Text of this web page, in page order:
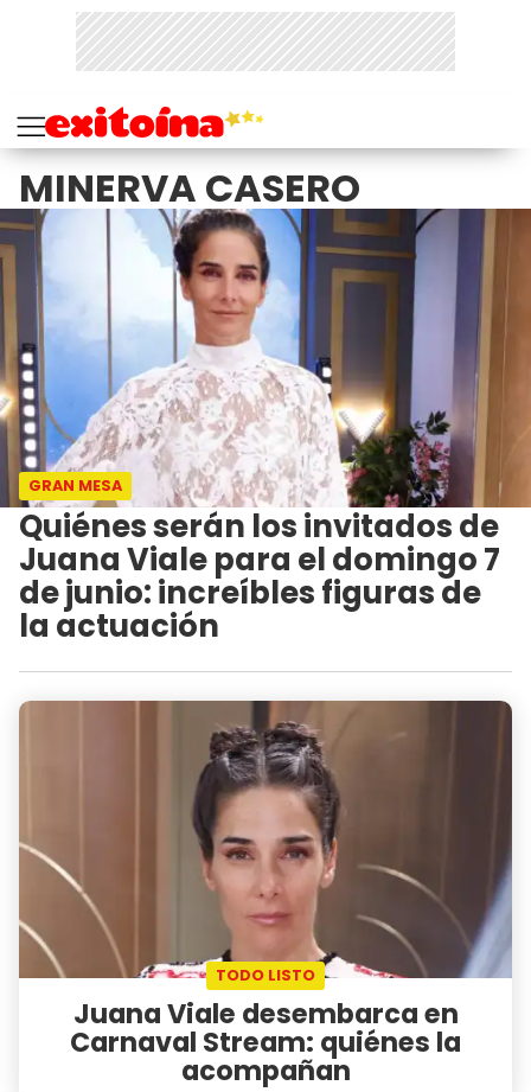
MINERVA CASERO
GRAN MESA
Quiénes serán los invitados de
Juana Viale para el domingo 7
de junio: increíbles figuras de
la actuación
TODO LISTO
Juana Viale desembarca en
Carnaval Stream: quiénes la
acompañan